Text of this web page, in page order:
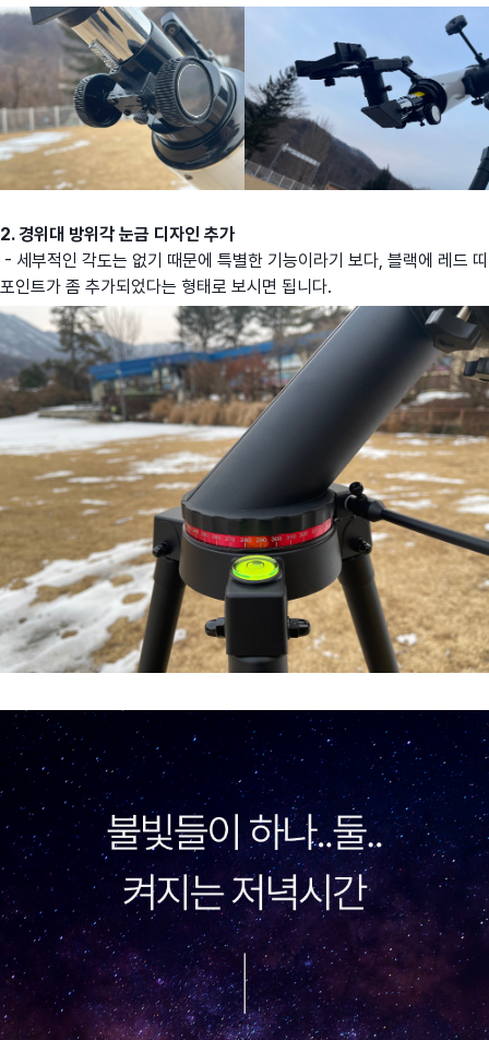
2. 경위대 방위각 눈금 디자인 추가
- 세부적인 각도는 없기 때문에 특별한 기능이라기 보다, 블랙에 레드 띠
포인트가 좀 추가되었다는 형태로 보시면 됩니다.